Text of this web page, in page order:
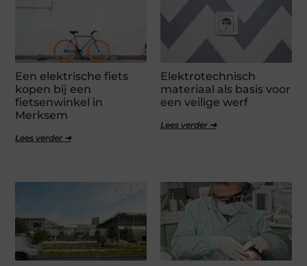
Een elektrische fiets
kopen bij een
fietsenwinkel in
Merksem
Lees verder ➜
Elektrotechnisch
materiaal als basis voor
een veilige werf
Lees verder ➜